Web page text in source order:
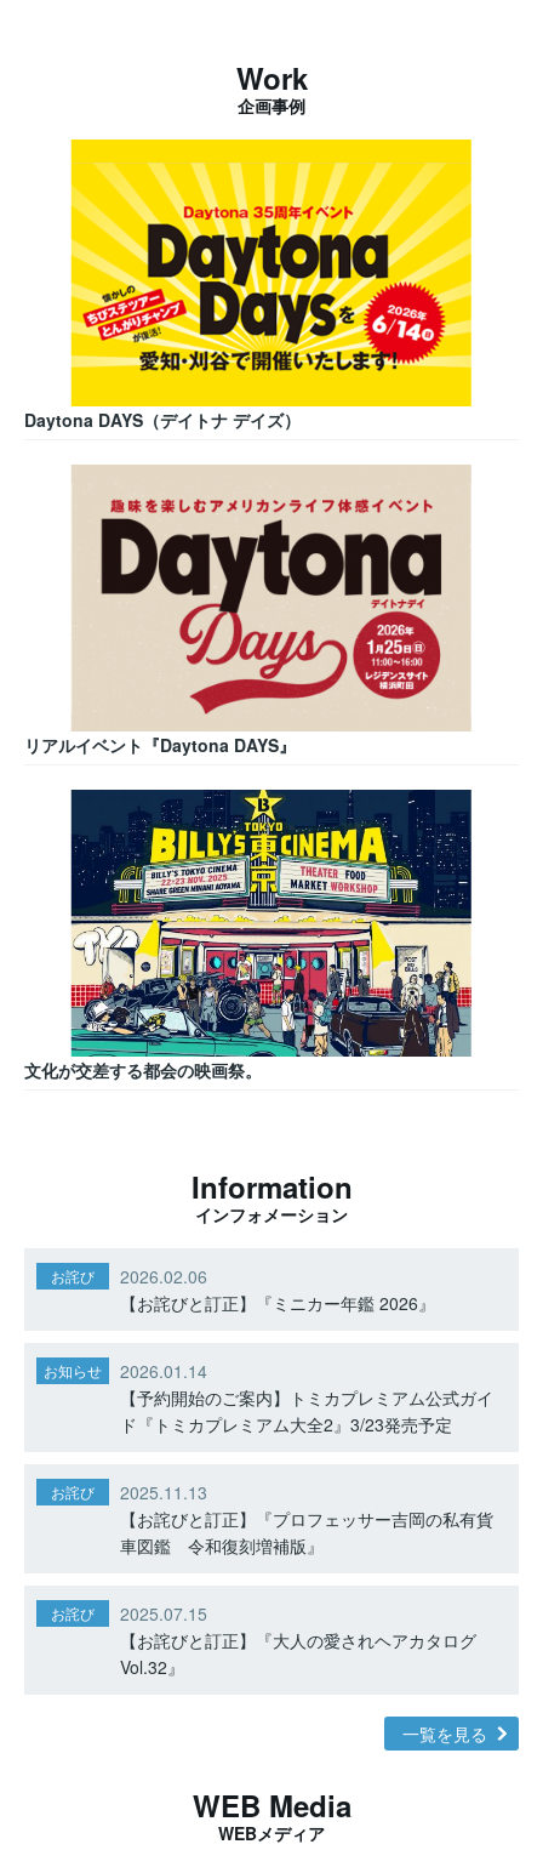
Work
企画事例
Daytona DAYS（デイトナ デイズ）
リアルイベント『Daytona DAYS』
文化が交差する都会の映画祭。
Information
インフォメーション
お詫び
2026.02.06
【お詫びと訂正】『ミニカー年鑑 2026』
お知らせ
2026.01.14
【予約開始のご案内】トミカプレミアム公式ガイ
ド『トミカプレミアム大全2』3/23発売予定
お詫び
2025.11.13
【お詫びと訂正】『プロフェッサー吉岡の私有貨
車図鑑 令和復刻増補版』
お詫び
2025.07.15
【お詫びと訂正】『大人の愛されヘアカタログ
Vol.32』
一覧を見る
WEB Media
WEBメディア